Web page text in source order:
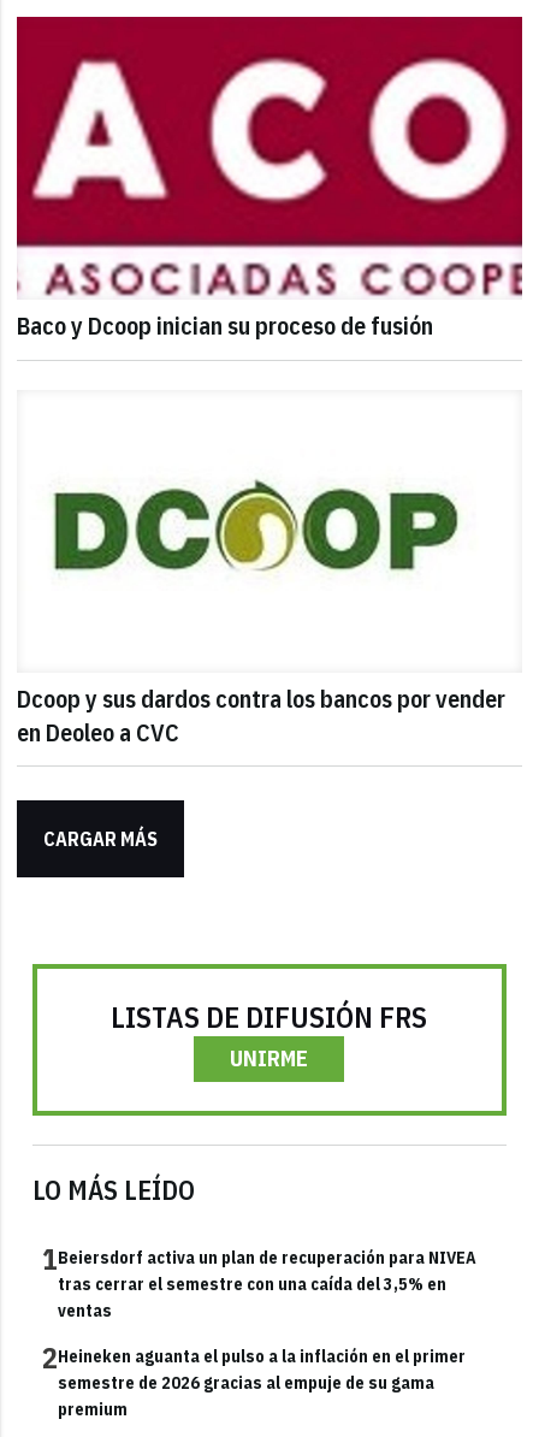
Baco y Dcoop inician su proceso de fusión
Dcoop y sus dardos contra los bancos por vender
en Deoleo a CVC
CARGAR MÁS
LISTAS DE DIFUSIÓN FRS
UNIRME
LO MÁS LEÍDO
1Beiersdorf activa un plan de recuperación para NIVEA
tras cerrar el semestre con una caída del 3,5% en
ventas
2Heineken aguanta el pulso a la inflación en el primer
semestre de 2026 gracias al empuje de su gama
premium